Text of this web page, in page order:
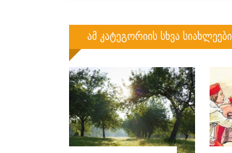
ამ კატეგორიის სხვა სიახლეები